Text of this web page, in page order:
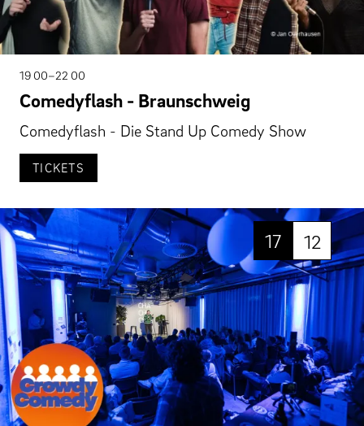
19 00–22 00
Comedyflash - Braunschweig
Comedyflash - Die Stand Up Comedy Show
TICKETS
17 12